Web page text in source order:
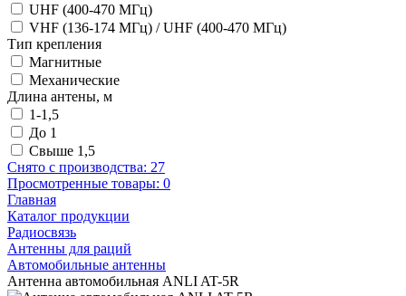
UHF (400-470 МГц)
VHF (136-174 МГц) / UHF (400-470 МГц)
Тип крепления
Магнитные
Механические
Длина антены, м
1-1,5
До 1
Свыше 1,5
Снято с производства: 27
Просмотренные товары: 0
Главная
Каталог продукции
Радиосвязь
Антенны для раций
Автомобильные антенны
Антенна автомобильная ANLI AT-5R